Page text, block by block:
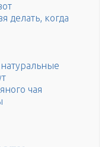
делать, когда
чая